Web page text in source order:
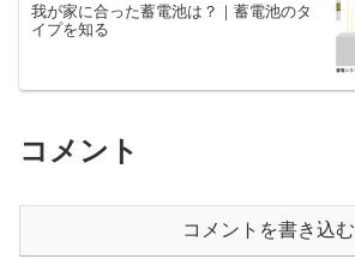
我が家に合った蓄電池は？｜蓄電池のタ
イプを知る
コメント
コメントを書き込む